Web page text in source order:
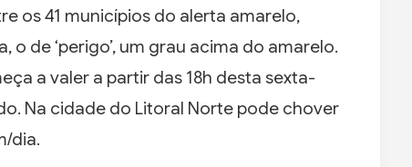
os 41 municípios do alerta amarelo,
de ‘perigo’, um grau acima do amarelo.
a valer a partir das 18h desta sexta-
Na cidade do Litoral Norte pode chover
dia.